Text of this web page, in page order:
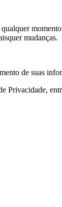
mudanças.
de suas
Privacidade,